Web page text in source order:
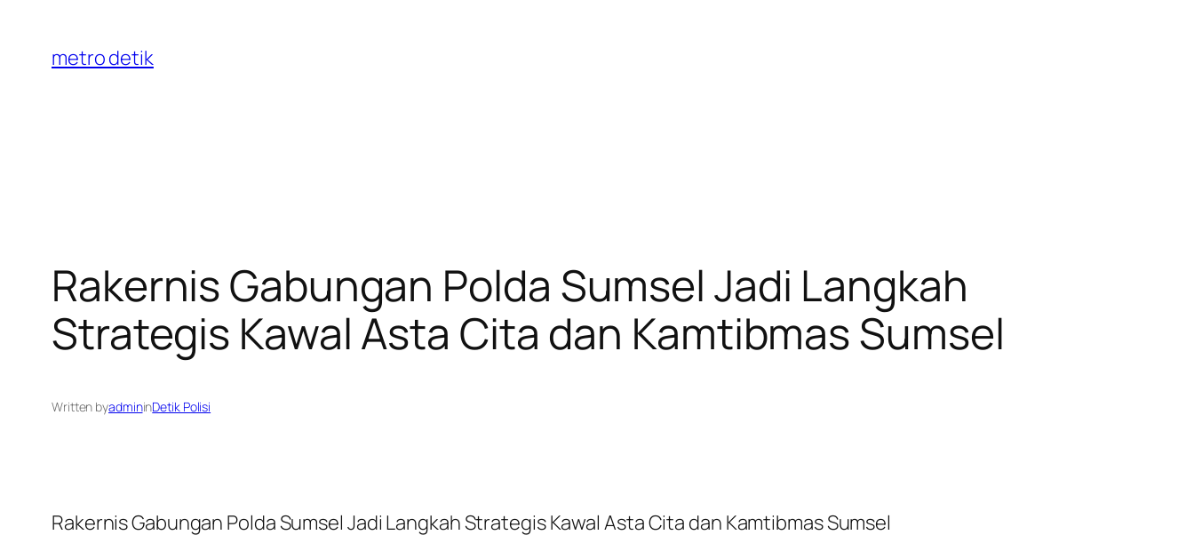
content
metro detik
Rakernis Gabungan Polda Sumsel Jadi Langkah
Strategis Kawal Asta Cita dan Kamtibmas Sumsel
Written byadmininDetik Polisi
Rakernis Gabungan Polda Sumsel Jadi Langkah Strategis Kawal Asta Cita dan Kamtibmas Sumsel